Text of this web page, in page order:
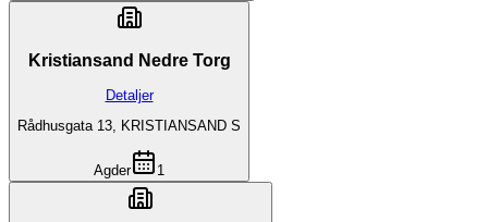
Kristiansand Nedre Torg
Detaljer
Rådhusgata 13, KRISTIANSAND S
Agder 1